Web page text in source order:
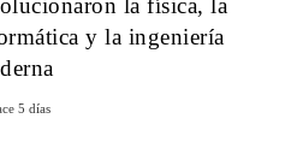
la física, la
y la ingeniería
5 días